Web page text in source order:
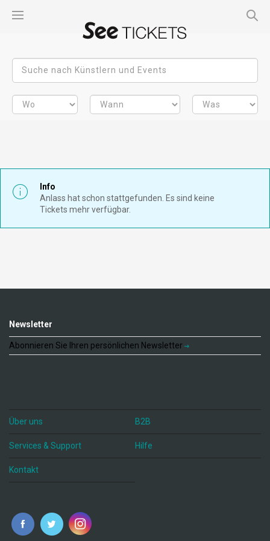
Info
Anlass hat schon stattgefunden. Es sind keine
Tickets mehr verfügbar.
Newsletter
Abonnieren Sie Ihren persönlichen Newsletter
Über uns B2B
Services & Support Hilfe
Kontakt